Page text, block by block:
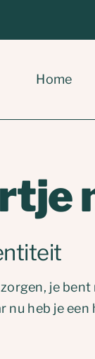
Home
je
heb je